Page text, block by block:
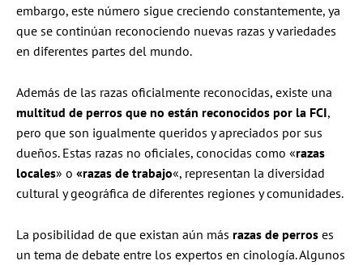
embargo, este número sigue creciendo constantemente, ya
que se continúan reconociendo nuevas razas y variedades
en diferentes partes del mundo.
Además de las razas oficialmente reconocidas, existe una
multitud de perros que no están reconocidos por la FCI,
pero que son igualmente queridos y apreciados por sus
dueños. Estas razas no oficiales, conocidas como «razas
locales» o «razas de trabajo«, representan la diversidad
cultural y geográfica de diferentes regiones y comunidades.
La posibilidad de que existan aún más razas de perros es
un tema de debate entre los expertos en cinología. Algunos